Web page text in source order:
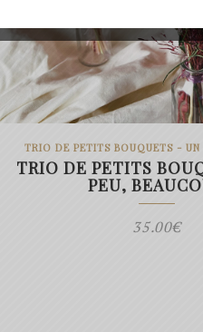
TRIO DE PETITS BOUQUETS - UN
TRIO DE PETITS
PEU,
35.00€